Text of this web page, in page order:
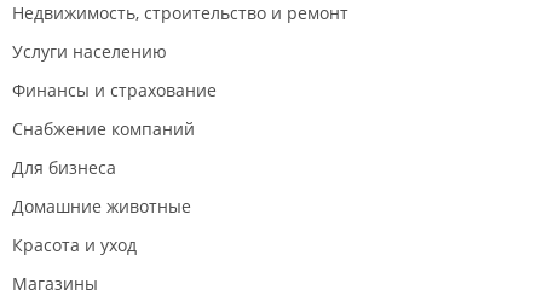
Недвижимость, строительство и ремонт
Услуги населению
Финансы и страхование
Снабжение компаний
Для бизнеса
Домашние животные
Красота и уход
Магазины